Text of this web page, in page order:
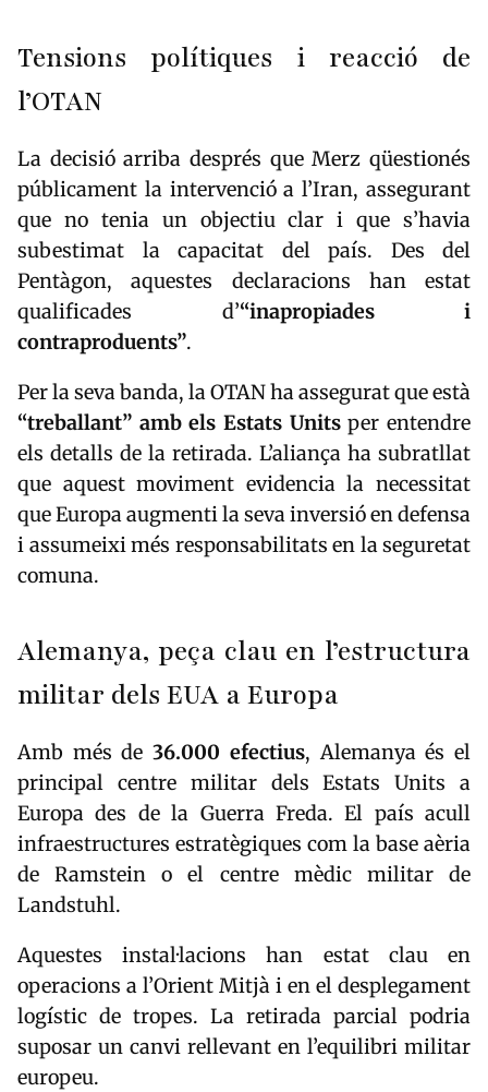
Tensions polítiques i reacció de
l’OTAN
La decisió arriba després que Merz qüestionés
públicament la intervenció a l’Iran, assegurant
que no tenia un objectiu clar i que s’havia
subestimat la capacitat del país. Des del
Pentàgon, aquestes declaracions han estat
qualificades d’“inapropiades i
contraproduents”.
Per la seva banda, la OTANha assegurat que està
“treballant” amb els Estats Unitsper entendre
els detalls de la retirada. L’aliança ha subratllat
que aquest moviment evidencia la necessitat
que Europa augmenti la seva inversió en defensa
i assumeixi més responsabilitats en la seguretat
comuna.
Alemanya, peça clau en l’estructura
militar dels EUA a Europa
Amb més de36.000 efectius, Alemanya és el
principal centre militar dels Estats Units a
Europa des de la Guerra Freda. El país acull
infraestructures estratègiques com la base aèria
de Ramstein o el centre mèdic militar de
Landstuhl.
Aquestes instal·lacions han estat clau en
operacions a l’Orient Mitjà i en el desplegament
logístic de tropes. La retirada parcial podria
suposar un canvi rellevant en l’equilibri militar
europeu.